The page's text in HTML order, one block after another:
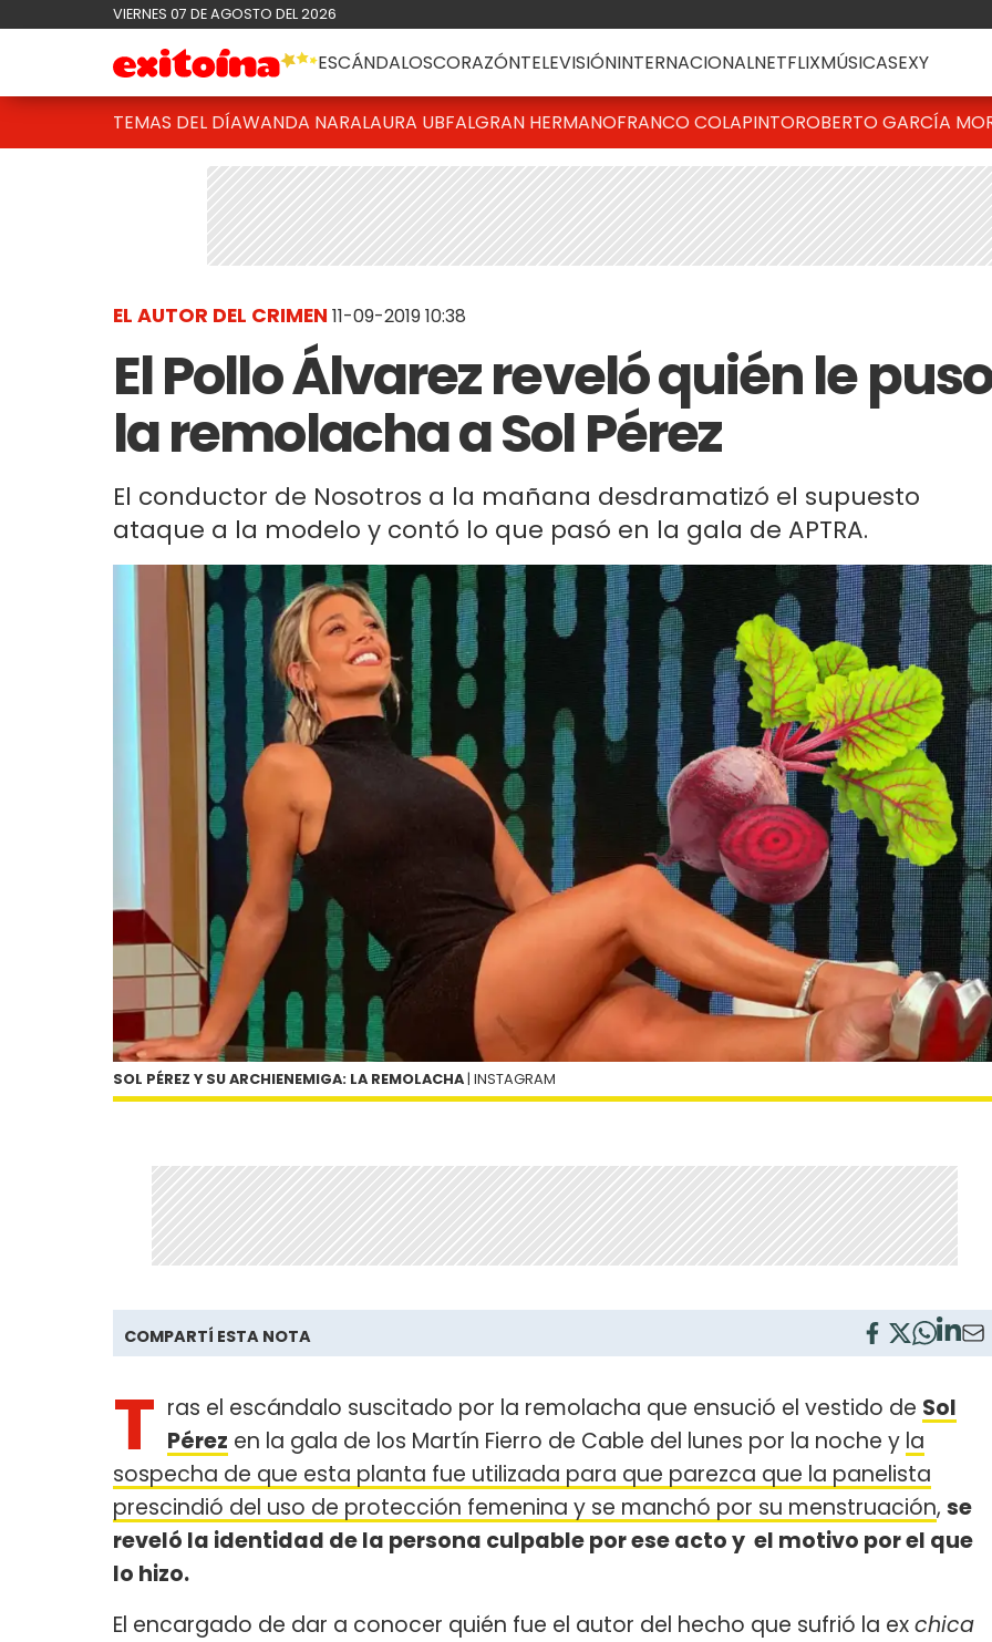
VIERNES 07 DE AGOSTO DEL 2026
ESCÁNDALOSCORAZÓNTELEVISIÓNINTERNACIONALNETFLIXMÚSICASEXY
TEMAS DEL DÍAWANDA NARALAURA UBFALGRAN HERMANOFRANCO COLAPINTOROBERTO GARCÍA
EL AUTOR DEL CRIMEN 11-09-2019 10:38
El Pollo Álvarez reveló quién le puso
la remolacha a Sol Pérez
El conductor de Nosotros a la mañana desdramatizó el supuesto
ataque a la modelo y contó lo que pasó en la gala de APTRA.
SOL PÉREZ Y SU ARCHIENEMIGA: LA REMOLACHA | INSTAGRAM
COMPARTÍ ESTA NOTA
T ras el escándalo suscitado por la remolacha que ensució el vestido de Sol
Pérez en la gala de los Martín Fierro de Cable del lunes por la noche y la
sospecha de que esta planta fue utilizada para que parezca que la panelista
prescindió del uso de protección femenina y se manchó por su menstruación, se
reveló la identidad de la persona culpable por ese acto y el motivo por el que
lo hizo.
El encargado de dar a conocer quién fue el autor del hecho que sufrió la exchica